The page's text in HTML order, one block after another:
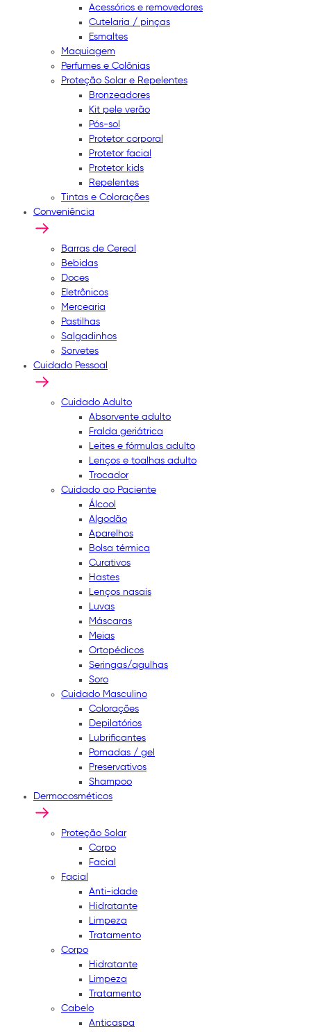
Acessórios e removedores
Cutelaria / pinças
Esmaltes
Maquiagem
Perfumes e Colônias
Proteção Solar e Repelentes
Bronzeadores
Kit pele verão
Pós-sol
Protetor corporal
Protetor facial
Protetor kids
Repelentes
Tintas e Colorações
Conveniência
Barras de Cereal
Bebidas
Doces
Eletrônicos
Mercearia
Pastilhas
Salgadinhos
Sorvetes
Cuidado Pessoal
Cuidado Adulto
Absorvente adulto
Fralda geriátrica
Leites e fórmulas adulto
Lenços e toalhas adulto
Trocador
Cuidado ao Paciente
Álcool
Algodão
Aparelhos
Bolsa térmica
Curativos
Hastes
Lenços nasais
Luvas
Máscaras
Meias
Ortopédicos
Seringas/agulhas
Soro
Cuidado Masculino
Colorações
Depilatórios
Lubrificantes
Pomadas / gel
Preservativos
Shampoo
Dermocosméticos
Proteção Solar
Corpo
Facial
Facial
Anti-idade
Hidratante
Limpeza
Tratamento
Corpo
Hidratante
Limpeza
Tratamento
Cabelo
Anticaspa